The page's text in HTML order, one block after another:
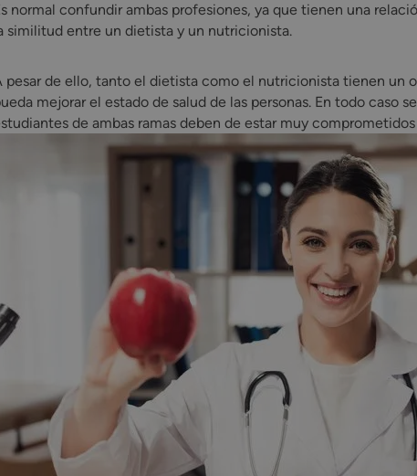
normal confundir ambas profesiones, ya que tienen una
similitud entre un dietista y un nutricionista.
pesar de ello, tanto el dietista como el nutricionista tienen un
mejorar el estado de salud de las personas. En todo caso
de ambas ramas deben de estar muy